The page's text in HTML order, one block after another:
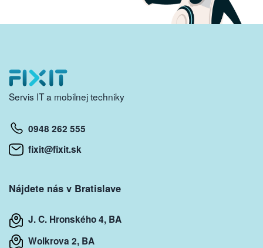
Servis IT a mobilnej techniky
0948 262 555
fixit@fixit.sk
Nájdete nás v Bratislave
J. C. Hronského 4, BA
Wolkrova 2, BA